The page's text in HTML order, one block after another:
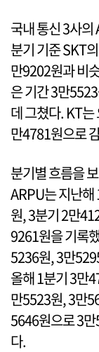
국내 통신 3사
분기 기준 SKT
만9202원과 비
은 기간 3만
데 그쳤다. KT
만4781원으로
분기별 흐름을
ARPU는 지난
원, 3분기 2만
9261원을 기록
5236원, 3만
올해 1분기 3만
만5523원, 3만
5646원으로 3
다.